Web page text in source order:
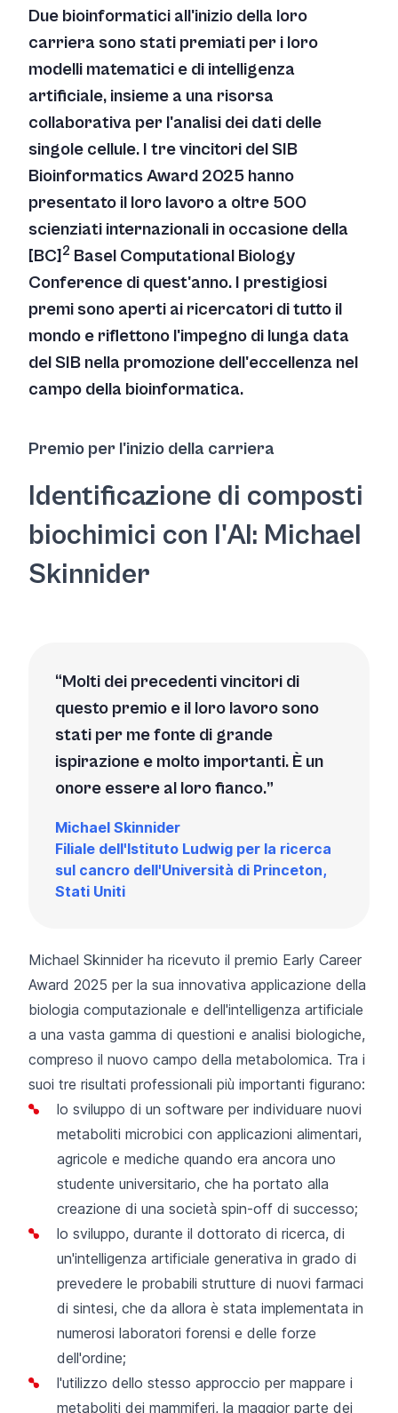
Due bioinformatici all'inizio della loro
carriera sono stati premiati per i loro
modelli matematici e di intelligenza
artificiale, insieme a una risorsa
collaborativa per l'analisi dei dati delle
singole cellule. I tre vincitori del SIB
Bioinformatics Award 2025 hanno
presentato il loro lavoro a oltre 500
scienziati internazionali in occasione della
[BC]2 Basel Computational Biology
Conference di quest'anno. I prestigiosi
premi sono aperti ai ricercatori di tutto il
mondo e riflettono l'impegno di lunga data
del SIB nella promozione dell'eccellenza nel
campo della bioinformatica.
Premio per l'inizio della carriera
Identificazione di composti
biochimici con l'AI: Michael
Skinnider
Molti dei precedenti vincitori di
questo premio e il loro lavoro sono
stati per me fonte di grande
ispirazione e molto importanti. È un
onore essere al loro fianco.
Michael Skinnider
Filiale dell'Istituto Ludwig per la ricerca
sul cancro dell'Università di Princeton,
Stati Uniti
Michael Skinnider ha ricevuto il premio Early Career
Award 2025 per la sua innovativa applicazione della
biologia computazionale e dell'intelligenza artificiale
a una vasta gamma di questioni e analisi biologiche,
compreso il nuovo campo della metabolomica. Tra i
suoi tre risultati professionali più importanti figurano:
lo sviluppo di un software per individuare nuovi
metaboliti microbici con applicazioni alimentari,
agricole e mediche quando era ancora uno
studente universitario, che ha portato alla
creazione di una società spin-off di successo;
lo sviluppo, durante il dottorato di ricerca, di
un'intelligenza artificiale generativa in grado di
prevedere le probabili strutture di nuovi farmaci
di sintesi, che da allora è stata implementata in
numerosi laboratori forensi e delle forze
dell'ordine;
l'utilizzo dello stesso approccio per mappare i
metaboliti dei mammiferi, la maggior parte dei